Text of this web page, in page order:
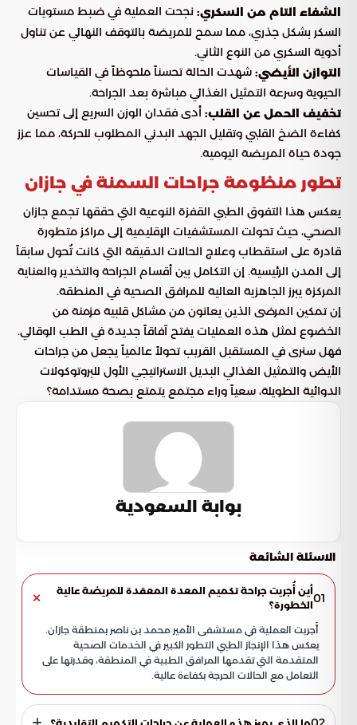
الشفاء التام من السكري: نجحت العملية في ضبط مستويات
السكر بشكل جذري، مما سمح للمريضة بالتوقف النهائي عن تناول
أدوية السكري من النوع الثاني.
التوازن الأيضي: شهدت الحالة تحسناً ملحوظاً في القياسات
الحيوية وسرعة التمثيل الغذائي مباشرة بعد الجراحة.
تخفيف الحمل عن القلب: أدى فقدان الوزن السريع إلى تحسين
كفاءة الضخ القلبي وتقليل الجهد البدني المطلوب للحركة، مما عزز
جودة حياة المريضة اليومية.
تطور منظومة جراحات السمنة في جازان
يعكس هذا التفوق الطبي القفزة النوعية التي حققها تجمع جازان
الصحي، حيث تحولت المستشفيات الإقليمية إلى مراكز متطورة
قادرة على استقطاب وعلاج الحالات الدقيقة التي كانت تُحول سابقاً
إلى المدن الرئيسية. إن التكامل بين أقسام الجراحة والتخدير والعناية
المركزة يبرز الجاهزية العالية للمرافق الصحية في المنطقة.
إن تمكين المرضى الذين يعانون من مشاكل قلبية مزمنة من
الخضوع لمثل هذه العمليات يفتح آفاقاً جديدة في الطب الوقائي.
فهل سنرى في المستقبل القريب تحولاً عالمياً يجعل من جراحات
الأيض والتمثيل الغذائي البديل الاستراتيجي الأول للبروتوكولات
الدوائية الطويلة، سعياً وراء مجتمع يتمتع بصحة مستدامة؟
بوابة السعودية
الاسئلة الشائعة
01أين أُجريت جراحة تكميم المعدة المعقدة للمريضة عالية
الخطورة؟
أُجريت العملية في مستشفى الأمير محمد بن ناصر بمنطقة جازان.
يعكس هذا الإنجاز الطبي التطور الكبير في الخدمات الصحية
المتقدمة التي تقدمها المرافق الطبية في المنطقة، وقدرتها على
التعامل مع الحالات الحرجة بكفاءة عالية.